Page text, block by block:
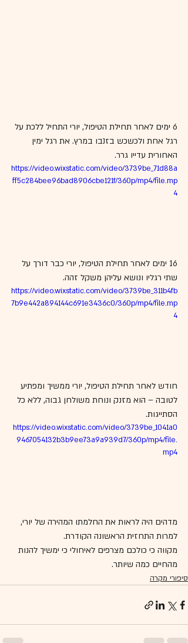
6 ימים לאחר תחילת הטיפול, יורי התחיל ללכת על
רגל אחת ולכשכש בזנבו במרץ. את רגל ימין
האחורית עדייו גרר.
https://video.wixstatic.com/video/3739be_71d88a
ff5c284bee96bad8906cbe121f/360p/mp4/file.mp
4
16 ימים לאחר תחילת הטיפול, יורי כבר דורך על
שתי רגליו ונושא עליהן משקל זהה.
https://video.wixstatic.com/video/3739be_311b4fb
7b9e442a894144c691e3436c0/360p/mp4/file.mp
4
חודש לאחר תחילת הטיפול, יורי ממשיך ומפתיע
לטובה – הוא מזנק ונוחת משולחן גבוה, ללא כל
הסתייגות.
https://video.wixstatic.com/video/3739be_1041a0
9467054132b3b9ee73a9a939d7/360p/mp4/file.
mp4
מדהים היה לראות את החלמתו המהירה של יורי,
למרות התחזית הראשונה הקודרת.
מקווה כי כולכם מצרפים לאיחולי כי ימשיך להנות
מהחיים כמה שיותר.
סיפורי מקרה